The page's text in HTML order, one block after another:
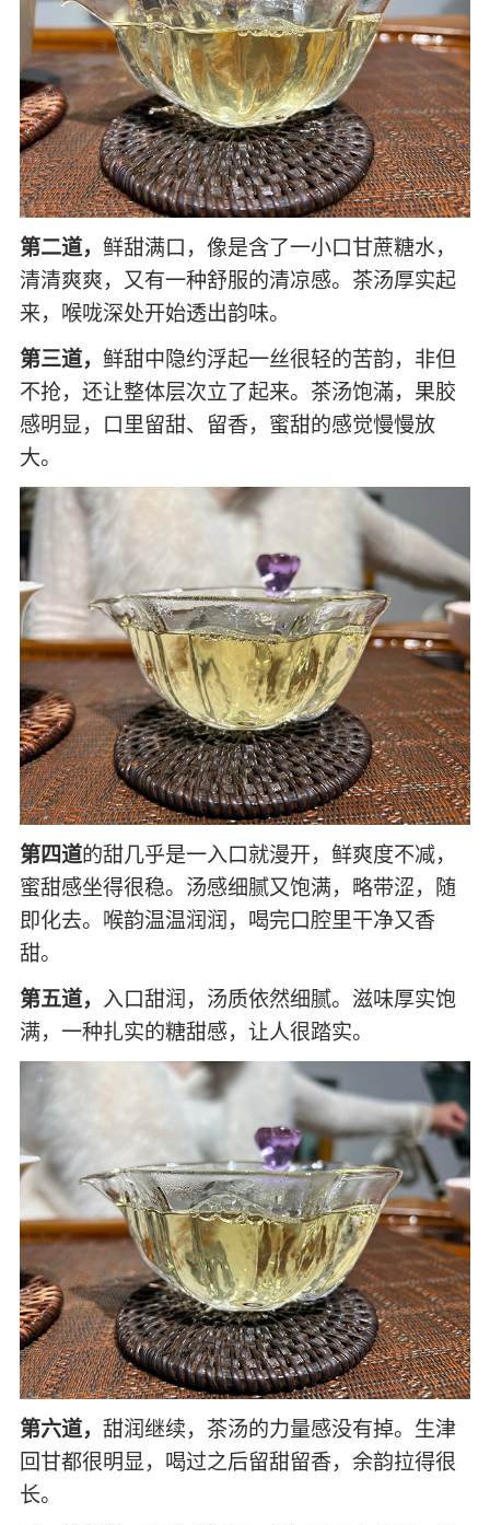
第二道， 鲜甜满口，像是含了一小口甘蔗糖水，
清清爽爽，又有一种舒服的清凉感。茶汤厚实起
来，喉咙深处开始透出韵味。
第三道， 鲜甜中隐约浮起一丝很轻的苦韵，非但
不抢，还让整体层次立了起来。茶汤饱滿，果胶
感明显，口里留甜、留香，蜜甜的感觉慢慢放
大。
第四道的甜几乎是一入口就漫开，鲜爽度不减，
蜜甜感坐得很稳。汤感细腻又饱满，略带涩，随
即化去。喉韵温温润润，喝完口腔里干净又香
甜。
第五道， 入口甜润，汤质依然细腻。滋味厚实饱
满，一种扎实的糖甜感，让人很踏实。
第六道， 甜润继续，茶汤的力量感没有掉。生津
回甘都很明显，喝过之后留甜留香，余韵拉得很
长。